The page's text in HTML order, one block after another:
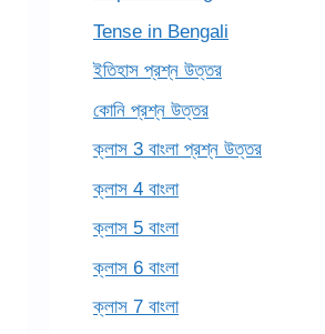
Tense in Bengali
ইতিহাস প্রশ্ন উত্তর
কোনি প্রশ্ন উত্তর
ক্লাস 3 বাংলা প্রশ্ন উত্তর
ক্লাস 4 বাংলা
ক্লাস 5 বাংলা
ক্লাস 6 বাংলা
ক্লাস 7 বাংলা